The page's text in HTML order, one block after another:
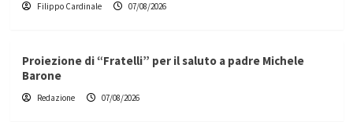
Filippo Cardinale 07/08/2026
Proiezione di “Fratelli” per il saluto a padre Michele
Barone
Redazione 07/08/2026